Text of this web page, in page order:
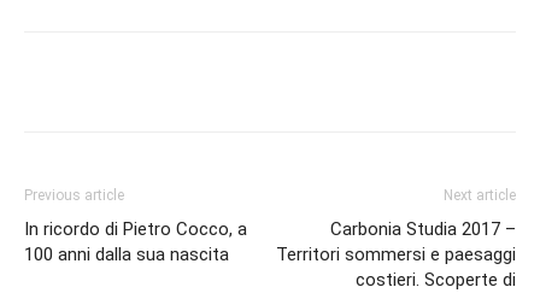
Previous article
In ricordo di Pietro Cocco, a
100 anni dalla sua nascita
Next article
Carbonia Studia 2017 –
Territori sommersi e paesaggi
costieri. Scoperte di